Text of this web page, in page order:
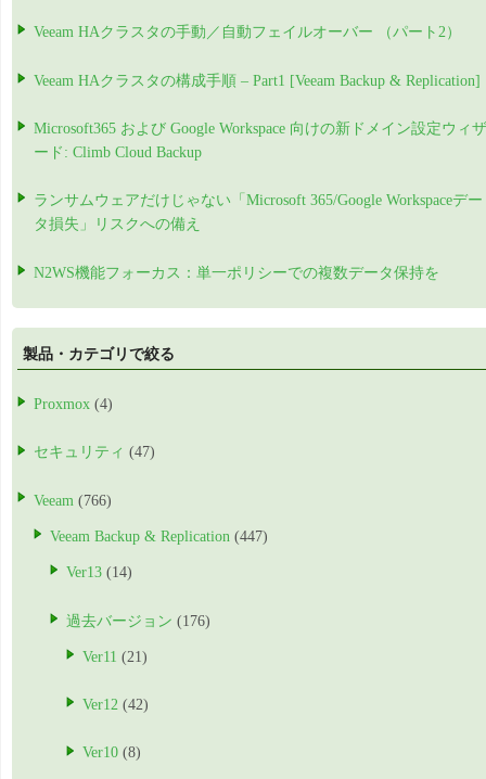
Veeam HAクラスタの手動／自動フェイルオーバー （パート2）
Veeam HAクラスタの構成手順 – Part1 [Veeam Backup & Replication]
Microsoft365 および Google Workspace 向けの新ドメイン設定ウィザ
ード: Climb Cloud Backup
ランサムウェアだけじゃない「Microsoft 365/Google Workspaceデー
タ損失」リスクへの備え
N2WS機能フォーカス：単一ポリシーでの複数データ保持を
製品・カテゴリで絞る
Proxmox (4)
セキュリティ (47)
Veeam (766)
Veeam Backup & Replication (447)
Ver13 (14)
過去バージョン (176)
Ver11 (21)
Ver12 (42)
Ver10 (8)